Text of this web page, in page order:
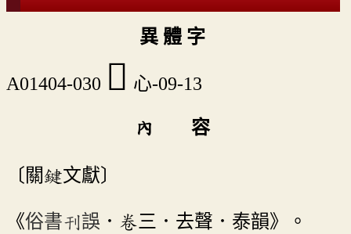
異 體 字
A01404-030 󲁴 心-09-13
內 容
〔關鍵文獻〕
《俗書刊誤 ．卷三．去聲．泰韻》。